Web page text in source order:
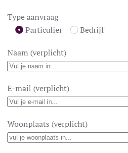
Type aanvraag
Particulier
Bedrijf
Naam (verplicht)
E-mail (verplicht)
Woonplaats (verplicht)